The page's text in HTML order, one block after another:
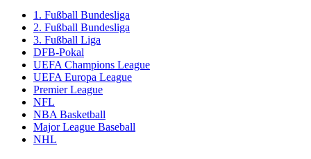
1. Fußball Bundesliga
2. Fußball Bundesliga
3. Fußball Liga
DFB-Pokal
UEFA Champions League
UEFA Europa League
Premier League
NFL
NBA Basketball
Major League Baseball
NHL